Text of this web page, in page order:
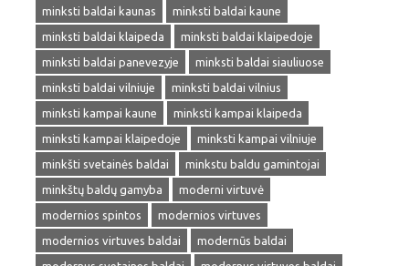
minksti baldai kaunas
minksti baldai kaune
minksti baldai klaipeda
minksti baldai klaipedoje
minksti baldai panevezyje
minksti baldai siauliuose
minksti baldai vilniuje
minksti baldai vilnius
minksti kampai kaune
minksti kampai klaipeda
minksti kampai klaipedoje
minksti kampai vilniuje
minkšti svetainės baldai
minkstu baldu gamintojai
minkštų baldų gamyba
moderni virtuvė
modernios spintos
modernios virtuves
modernios virtuves baldai
modernūs baldai